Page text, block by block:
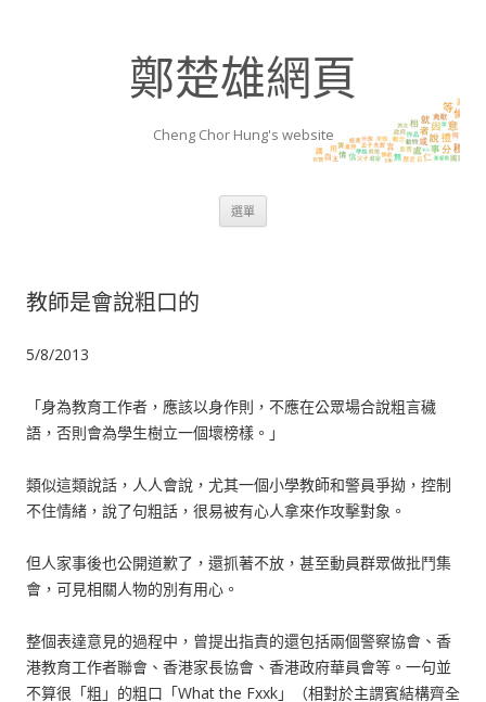
鄭楚雄網頁
Cheng Chor Hung's website
選單
教師是會說粗口的
5/8/2013
「身為教育工作者，應該以身作則，不應在公眾場合說粗言穢
語，否則會為學生樹立一個壞榜樣。」
類似這類說話，人人會說，尤其一個小學教師和警員爭拗，控制
不住情緒，說了句粗話，很易被有心人拿來作攻擊對象。
但人家事後也公開道歉了，還抓著不放，甚至動員群眾做批鬥集
會，可見相關人物的別有用心。
整個表達意見的過程中，曾提出指責的還包括兩個警察協會、香
港教育工作者聯會、香港家長協會、香港政府華員會等。一句並
不算很「粗」的粗口「What the Fxxk」（相對於主謂賓結構齊全